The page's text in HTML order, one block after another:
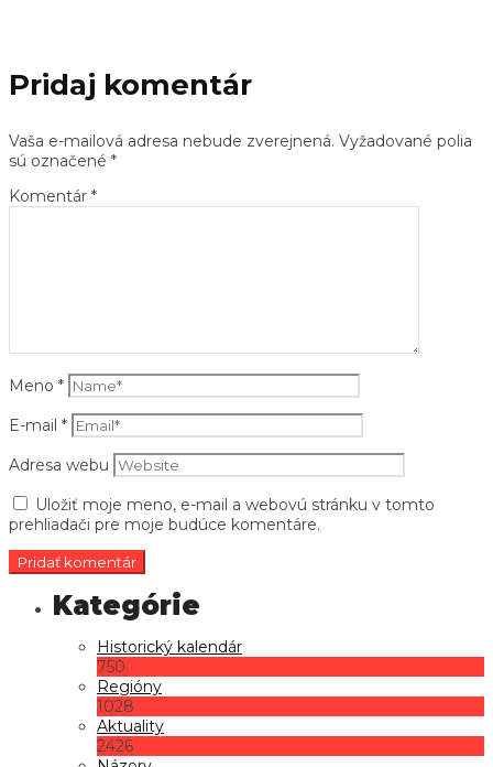
Pridaj komentár
Vaša e-mailová adresa nebude zverejnená. Vyžadované polia
sú označené *
Komentár *
Meno *
E-mail *
Adresa webu
Uložiť moje meno, e-mail a webovú stránku v tomto
prehliadači pre moje budúce komentáre.
Historický kalendár
750
Regióny
1028
Aktuality
2426